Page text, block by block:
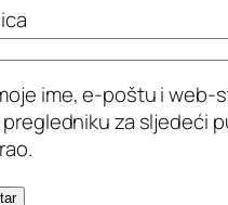
ime, e-poštu i web-
za sljedeći